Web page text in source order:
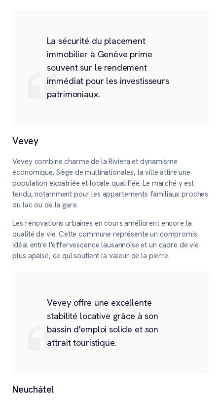
La sécurité du placement
immobilier à Genève prime
souvent sur le rendement
immédiat pour les investisseurs
patrimoniaux.
Vevey
Vevey combine charme de la Riviera et dynamisme
économique. Siège de multinationales, la ville attire une
population expatriée et locale qualifiée. Le marché y est
tendu, notamment pour les appartements familiaux proches
du lac ou de la gare.
Les rénovations urbaines en cours améliorent encore la
qualité de vie. Cette commune représente un compromis
idéal entre l'effervescence lausannoise et un cadre de vie
plus apaisé, ce qui soutient la valeur de la pierre.
Vevey offre une excellente
stabilité locative grâce à son
bassin d'emploi solide et son
attrait touristique.
Neuchâtel